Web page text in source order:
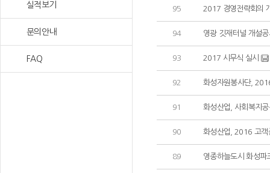
실적보기
문의안내
FAQ
95 2017 경영전략회의
94 영광 깃재터널 개설
93 2017 시무식 실시
92 화성자원봉사단,
91 화성산업, 사회복지
90 화성산업, 2016 고
89 영종하늘도시 화성